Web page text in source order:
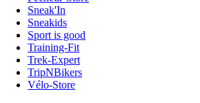
Sneak'In
Sneakids
Sport is good
Training-Fit
Trek-Expert
TripNBikers
Vélo-Store